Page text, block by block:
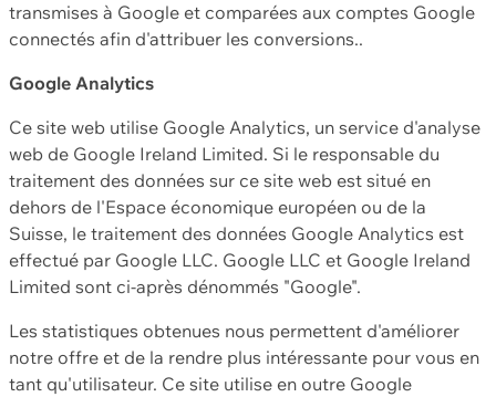
transmises à Google et comparées aux comptes Google
connectés afin d'attribuer les conversions..
Google Analytics
Ce site web utilise Google Analytics, un service d'analyse
web de Google Ireland Limited. Si le responsable du
traitement des données sur ce site web est situé en
dehors de l'Espace économique européen ou de la
Suisse, le traitement des données Google Analytics est
effectué par Google LLC. Google LLC et Google Ireland
Limited sont ci-après dénommés "Google".
Les statistiques obtenues nous permettent d'améliorer
notre offre et de la rendre plus intéressante pour vous en
tant qu'utilisateur. Ce site utilise en outre Google